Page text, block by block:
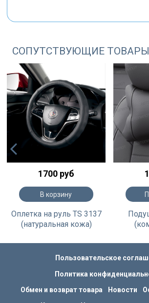
СОПУТСТВУЮЩИЕ ТОВАРЫ
1700 руб
В корзину
Оплетка на руль TS 3137
(натуральная кожа)
Пользовательское
Политика
Обмен и возврат товара Новости